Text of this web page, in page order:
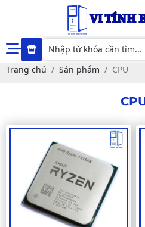
Trang chủ Sản phẩm CPU